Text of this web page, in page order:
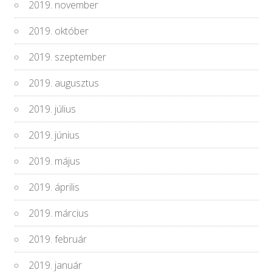
2019. november
2019. október
2019. szeptember
2019. augusztus
2019. július
2019. június
2019. május
2019. április
2019. március
2019. február
2019. január